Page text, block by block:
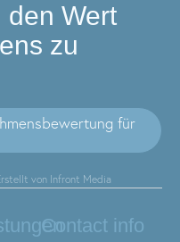
den Wert
zu
für
von Infront Media
Contact info